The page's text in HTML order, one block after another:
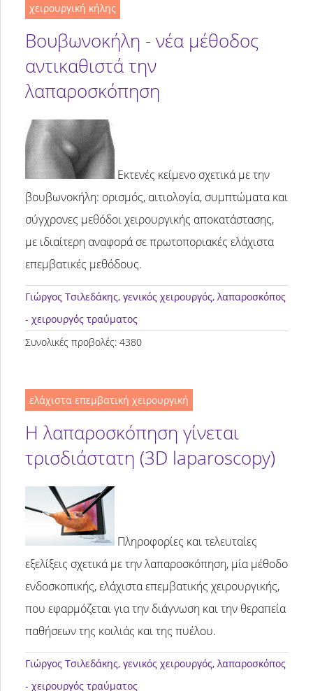
χειρουργική κήλης
Βουβωνοκήλη - νέα μέθoδος
αντικαθιστά την
λαπαροσκόπηση
Εκτενές κείμενο σχετικά με την
βουβωνοκήλη: ορισμός, αιτιολογία, συμπτώματα και
σύγχρονες μεθόδοι χειρουργικής αποκατάστασης,
με ιδιαίτερη αναφορά σε πρωτοποριακές ελάχιστα
επεμβατικές μεθόδους.
Γιώργος Τσιλεδάκης, γενικός χειρουργός, λαπαροσκόπος
- χειρουργός τραύματος
Συνολικές προβολές: 4380
ελάχιστα επεμβατική χειρουργική
Η λαπαροσκόπηση γίνεται
τρισδιάστατη (3D laparoscopy)
Πληροφορίες και τελευταίες
εξελίξεις σχετικά με την λαπαροσκόπηση, μία μέθοδο
ενδοσκοπικής, ελάχιστα επεμβατικής χειρουργικής,
που εφαρμόζεται για την διάγνωση και την θεραπεία
παθήσεων της κοιλιάς και της πυέλου.
Γιώργος Τσιλεδάκης, γενικός χειρουργός, λαπαροσκόπος
- χειρουργός τραύματος